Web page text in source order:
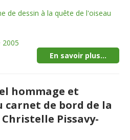
de dessin à la quête de l'oiseau
2005
En savoir plus...
hommage et
carnet de bord de la
Pissavy-